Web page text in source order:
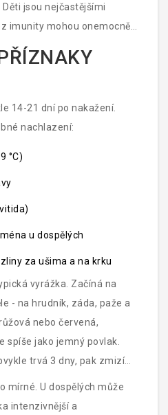
jsou nejčastějšími
imunity mohou onemocnět
14-21 dní po nakažení.
nachlazení:
°C)
u dospělých
za ušima a na krku
vyrážka. Začíná na
- na hrudník, záda, paže a
nebo červená,
spíše jako jemný povlak.
trvá 3 dny, pak zmizí
mírné. U dospělých může
intenzivnější a